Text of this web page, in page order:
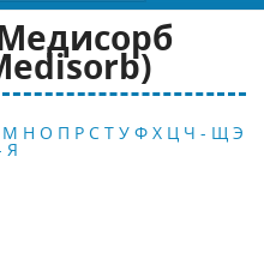
М Н О П Р С Т У Ф Х Ц Ч - Щ Э
Я